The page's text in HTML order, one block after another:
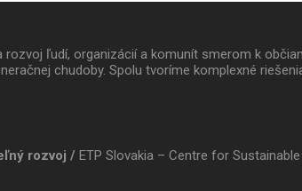
rozvoj ľudí, organizácií a komunít smerom k
chudoby. Spolu tvoríme komplexné
rozvoj / ETP Slovakia – Centre for